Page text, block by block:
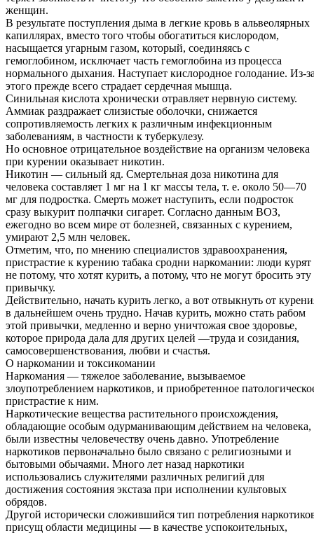
женщин.
В результате поступления дыма в легкие кровь в альвеолярных
капиллярах, вместо того чтобы обогатиться кислородом,
насыщается угарным газом, который, соединяясь с
гемоглобином, исключает часть гемоглобина из процесса
нормального дыхания. Наступает кислородное голодание. Из-
этого прежде всего страдает сердечная мышца.
Синильная кислота хронически отравляет нервную систему.
Аммиак раздражает слизистые оболочки, снижается
сопротивляемость легких к различным инфекционным
заболеваниям, в частности к туберкулезу.
Но основное отрицательное воздействие на организм человека
при курении оказывает никотин.
Никотин — сильный яд. Смертельная доза никотина для
человека составляет 1 мг на 1 кг массы тела, т. е. около 50—70
мг для подростка. Смерть может наступить, если подросток
сразу выкурит полпачки сигарет. Согласно данным ВОЗ,
ежегодно во всем мире от болезней, связанных с курением,
умирают 2,5 млн человек.
Отметим, что, по мнению специалистов здравоохранения,
пристрастие к курению табака сродни наркомании: люди курят
не потому, что хотят курить, а потому, что не могут бросить эту
привычку.
Действительно, начать курить легко, а вот отвыкнуть от
в дальнейшем очень трудно. Начав курить, можно стать рабом
этой привычки, медленно и верно уничтожая свое здоровье,
которое природа дала для других целей —труда и созидания,
самосовершенствования, любви и счастья.
О наркомании и токсикомании
Наркомания — тяжелое заболевание, вызываемое
злоупотреблением наркотиков, и приобретенное
пристрастие к ним.
Наркотические вещества растительного происхождения,
обладающие особым одурманивающим действием на человека,
были известны человечеству очень давно. Употребление
наркотиков первоначально было связано с религиозными и
бытовыми обычаями. Много лет назад наркотики
использовались служителями различных религий для
достижения состояния экстаза при исполнении культовых
обрядов.
Другой исторически сложившийся тип потребления
присущ области медицины — в качестве успокоительных,